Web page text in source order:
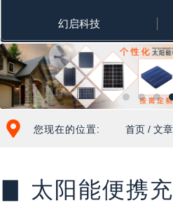
幻启科技
您现在的位置: 首页 / 文
▊ 太阳能便携